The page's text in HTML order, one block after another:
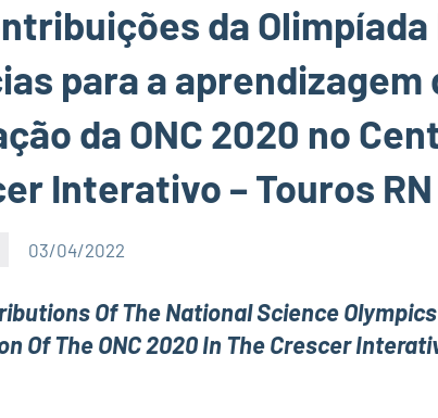
da Olimpíada
para a
da ONC 2020 no
Interativo – Touros RN
03/04/2022
Of The National Science
Of The ONC 2020 In The Crescer